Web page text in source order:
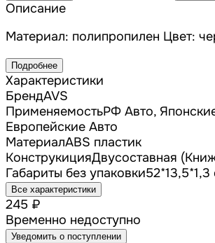
Описание
Материал: полипропилен Цвет:
Подробнее
Характеристики
БрендAVS
ПрименяемостьРФ Авто,
Европейские Авто
МатериалABS пластик
КонструкицияДвусоставная
Габариты без упаковки52*13,5*1,3
Все характеристики
245 ₽
Временно недоступно
Уведомить о поступлении